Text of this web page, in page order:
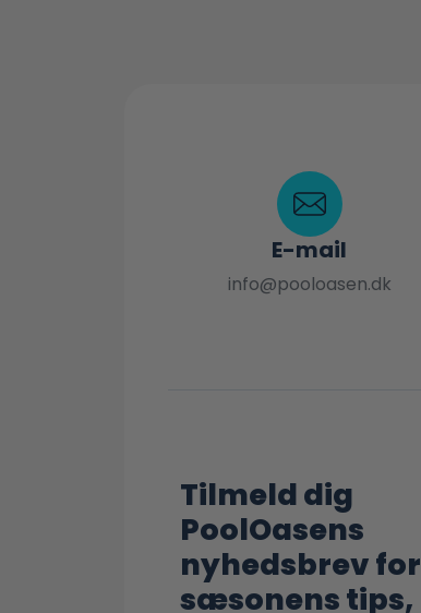
E-mail
info@pooloasen.dk
Tilmeld dig
PoolOasens
nyhedsbrev for
sæsonens tips,